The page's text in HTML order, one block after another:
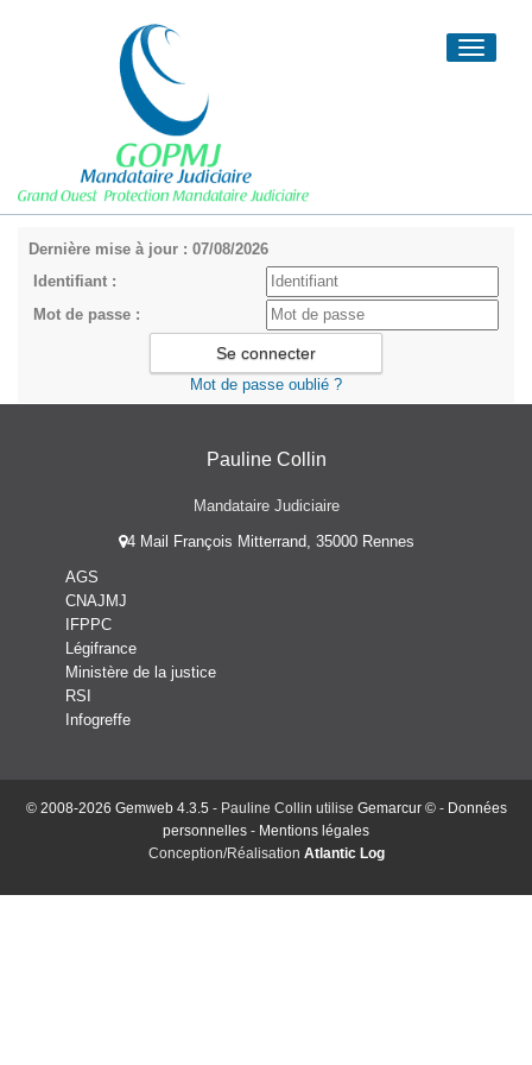
Toggle
Dernière mise à jour : 07/08/2026
Identifiant :
Mot de passe :
Mot de passe oublié ?
Pauline Collin
Mandataire Judiciaire
4 Mail François Mitterrand, 35000 Rennes
AGS
CNAJMJ
IFPPC
Légifrance
Ministère de la justice
RSI
Infogreffe
© 2008-2026 Gemweb 4.3.5 - Pauline Collin utilise Gemarcur ©- Données
personnelles - Mentions légales
Conception/Réalisation Atlantic Log